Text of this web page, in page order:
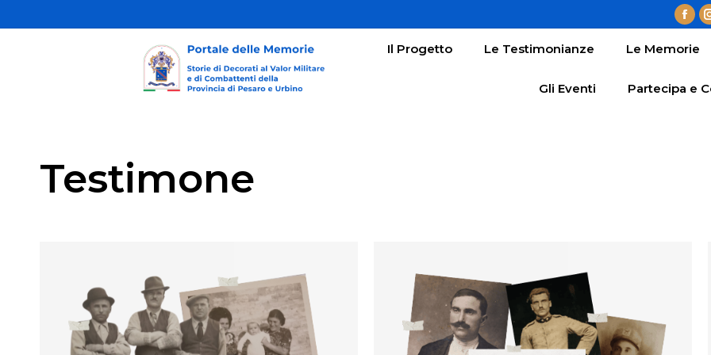
page
in
Il Progetto Le Testimonianze Le Memorie
Gli Eventi Partecipa e
Testimone
Il Progetto Le
Le Stanze della Memoria
Gli